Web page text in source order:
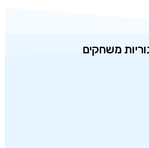
משחקים